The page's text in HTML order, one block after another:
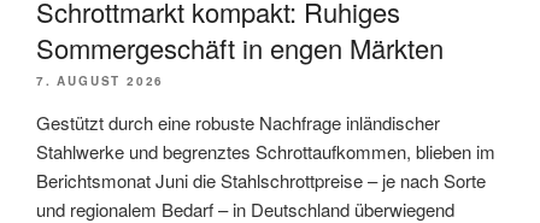
Schrottmarkt kompakt: Ruhiges
Sommergeschäft in engen Märkten
7. AUGUST 2026
Gestützt durch eine robuste Nachfrage inländischer
Stahlwerke und begrenztes Schrottaufkommen, blieben im
Berichtsmonat Juni die Stahlschrottpreise – je nach Sorte
und regionalem Bedarf – in Deutschland überwiegend